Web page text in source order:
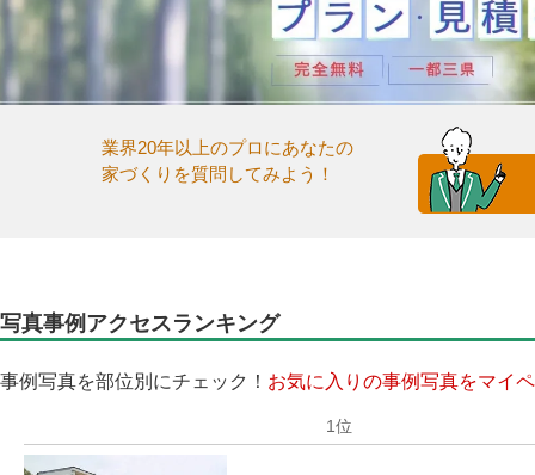
業界20年以上のプロにあなたの
家づくりを質問してみよう！
写真事例アクセスランキング
事例写真を部位別にチェック！ お気に入りの事例写真をマイ